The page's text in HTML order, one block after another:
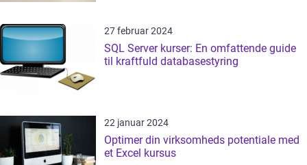
27 februar 2024
SQL Server kurser: En omfattende guide
til kraftfuld databasestyring
22 januar 2024
Optimer din virksomheds potentiale med
et Excel kursus